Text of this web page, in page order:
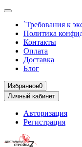
`Требования к
Политика
Контакты
Оплата
Доставка
Блог
Избранное0
Личный кабинет
Авторизация
Регистрация